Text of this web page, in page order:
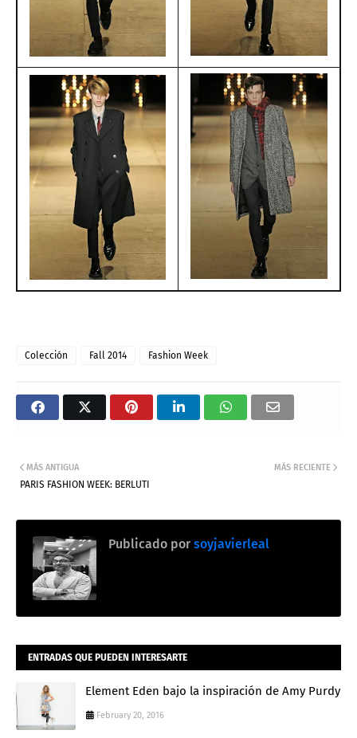
Colección Fall 2014 Fashion Week
MÁS RECIENTE
MÁS ANTIGUA
PARIS FASHION WEEK: BERLUTI
Publicado por soyjavierleal
ENTRADAS QUE PUEDEN INTERESARTE
Element Eden bajo la inspiración de Amy Purdy
February 20, 2016